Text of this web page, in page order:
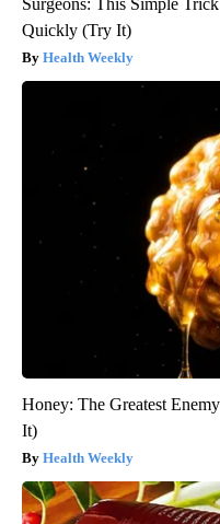
Quickly (Try It)
Health Weekly
Honey: The Greatest
It)
Health Weekly